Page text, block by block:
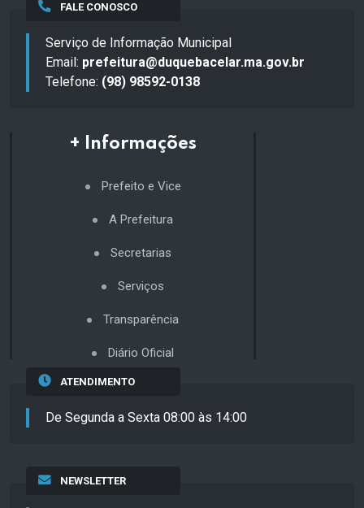
FALE CONOSCO
Serviço de Informação Municipal
Email: prefeitura@duquebacelar.ma.gov.br
Telefone: (98) 98592-0138
+ Informações
Prefeito e Vice
A Prefeitura
Secretarias
Serviços
Transparência
Diário Oficial
ATENDIMENTO
De Segunda a Sexta 08:00 às 14:00
NEWSLETTER